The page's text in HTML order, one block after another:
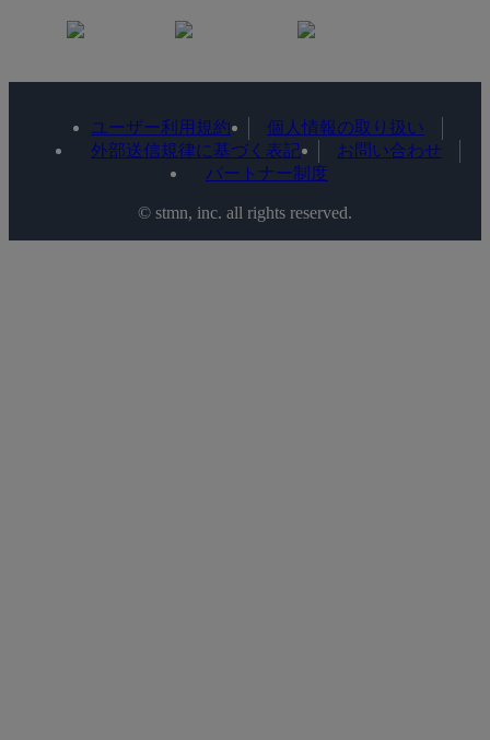
ユーザー利用規約
個人情報の取り扱い
外部送信規律に基づく表記
お問い合わせ
パートナー制度
©️ stmn, inc. all rights reserved.